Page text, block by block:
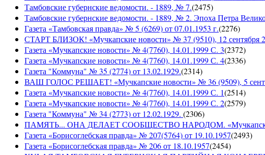
Тамбовские губернские ведомости. - 1889, № 7.(2475)
Тамбовские губернские ведомости. - 1889, № 2. Эпоха Петра
Газета «Тамбовская правда» № 5 (6269) от 07.01.1953 г.(2276)
СТАРТ БЛИЗОК! «Мучкапские новости» № 37 (9510), 12 сентября
Газета «Мучкапские новости» № 4(7760), 14.01.1999 С. 3(2372)
Газета «Мучкапские новости» № 4(7760), 14.01.1999 С. 4(2336)
Газета "Коммуна" № 35 (2774) от 13.02.1929.(2314)
ВАШ ГОЛОС РЕШАЕТ! «Мучкапские новости» № 36 (9509), 5
Газета «Мучкапские новости» № 4(7760), 14.01.1999 С. 1(2514)
Газета «Мучкапские новости» № 4(7760), 14.01.1999 С. 2(2579)
Газета "Коммуна" № 34 (2773) от 12.02.1929. (2306)
ПАМЯТЬ... ОНА ДЕЛАЕТ СООБЩЕСТВО НАРОДОМ. «Мучкапские
Газета «Борисоглебская правда» № 207(5764) от 19.10.1957(2493)
Газета «Борисоглебская правда» № 206 от 18.10.1957(2454)